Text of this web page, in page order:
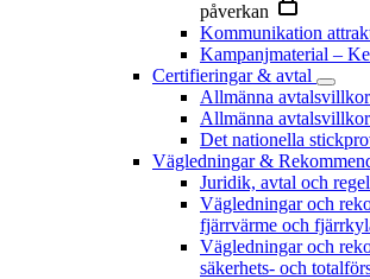
påverkan
Kommunikation
Kampanjmaterial –
Certifieringar & avtal
Allmänna
Allmänna
Det nationella
Vägledningar &
Juridik, avtal och
Vägledningar och
fjärrvärme och
Vägledningar och
säkerhets- och